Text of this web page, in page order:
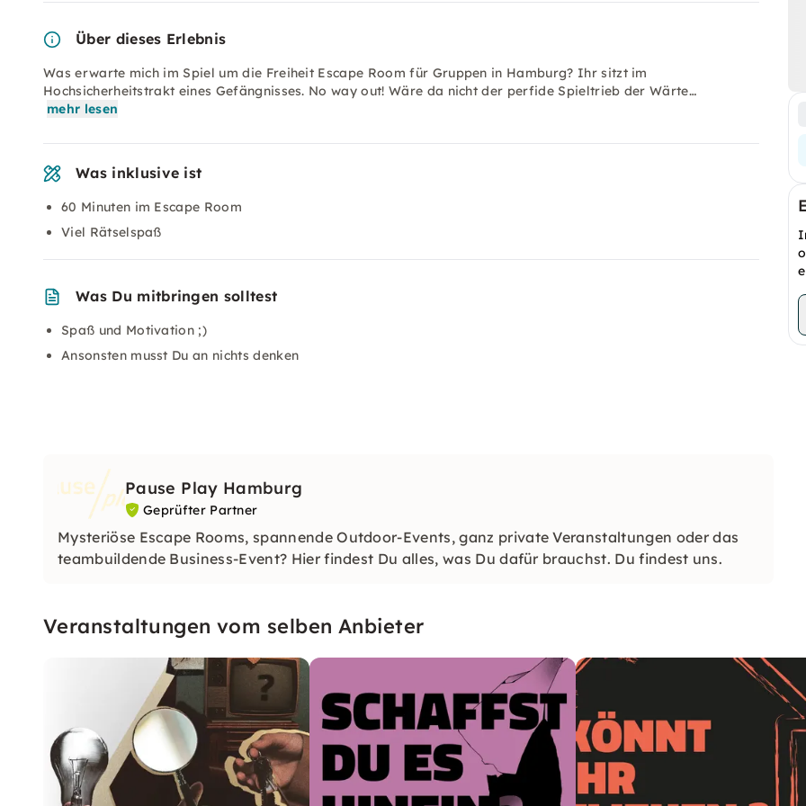
Über dieses Erlebnis
Was erwarte mich im Spiel um die Freiheit Escape Room für Gruppen in Hamburg? Ihr sitzt im
Hochsicherheitstrakt eines Gefängnisses. No way out! Wäre da nicht der perfide Spieltrieb der Wärte…
mehr lesen
Was inklusive ist
60 Minuten im Escape Room
Viel Rätselspaß
Was Du mitbringen solltest
Spaß und Motivation ;)
Ansonsten musst Du an nichts denken
Pause Play Hamburg
Geprüfter Partner
Mysteriöse Escape Rooms, spannende Outdoor-Events, ganz private Veranstaltungen oder das
teambuildende Business-Event? Hier findest Du alles, was Du dafür brauchst. Du findest uns.
Veranstaltungen vom selben Anbieter